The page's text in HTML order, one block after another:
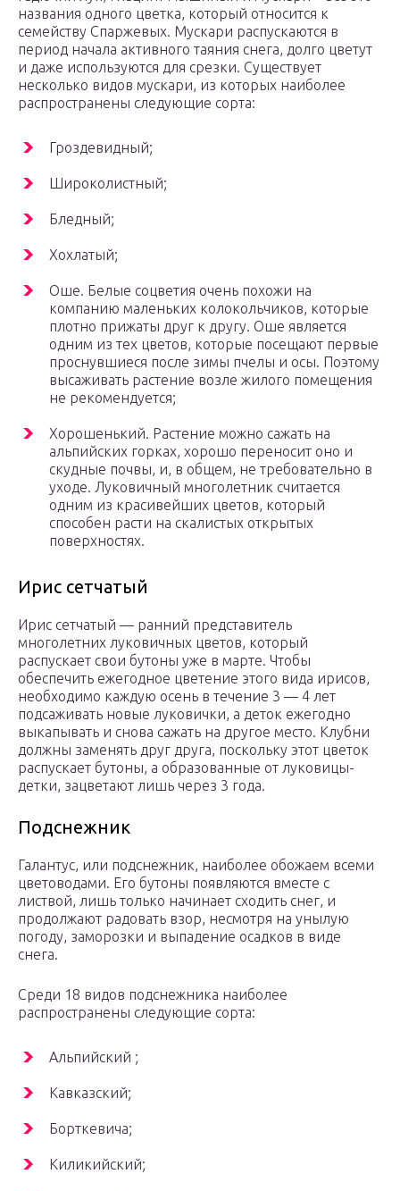
названия одного цветка, который относится к
семейству Спаржевых. Мускари распускаются в
период начала активного таяния снега, долго цветут
и даже используются для срезки. Существует
несколько видов мускари, из которых наиболее
распространены следующие сорта:
Гроздевидный;
Широколистный;
Бледный;
Хохлатый;
Оше. Белые соцветия очень похожи на
компанию маленьких колокольчиков, которые
плотно прижаты друг к другу. Оше является
одним из тех цветов, которые посещают первые
проснувшиеся после зимы пчелы и осы. Поэтому
высаживать растение возле жилого помещения
не рекомендуется;
Хорошенький. Растение можно сажать на
альпийских горках, хорошо переносит оно и
скудные почвы, и, в общем, не требовательно в
уходе. Луковичный многолетник считается
одним из красивейших цветов, который
способен расти на скалистых открытых
поверхностях.
Ирис сетчатый
Ирис сетчатый — ранний представитель
многолетних луковичных цветов, который
распускает свои бутоны уже в марте. Чтобы
обеспечить ежегодное цветение этого вида ирисов,
необходимо каждую осень в течение 3 — 4 лет
подсаживать новые луковички, а деток ежегодно
выкапывать и снова сажать на другое место. Клубни
должны заменять друг друга, поскольку этот цветок
распускает бутоны, а образованные от луковицы-
детки, зацветают лишь через 3 года.
Подснежник
Галантус, или подснежник, наиболее обожаем всеми
цветоводами. Его бутоны появляются вместе с
листвой, лишь только начинает сходить снег, и
продолжают радовать взор, несмотря на унылую
погоду, заморозки и выпадение осадков в виде
снега.
Среди 18 видов подснежника наиболее
распространены следующие сорта:
Альпийский ;
Кавказский;
Борткевича;
Киликийский;